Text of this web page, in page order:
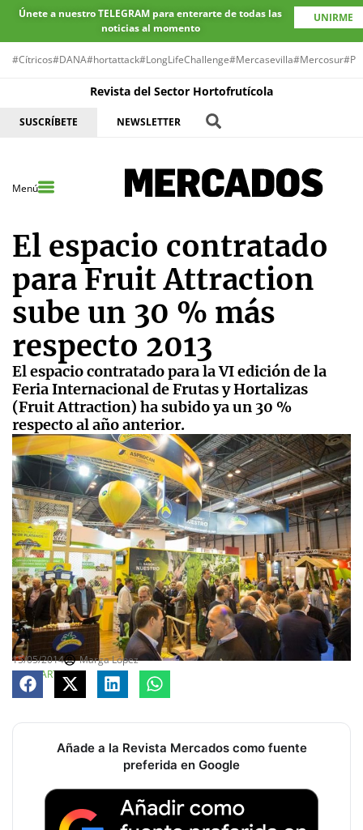
Únete a nuestro TELEGRAM para enterarte de todas las
noticias al momento
UNIRME
#Cítricos#DANA#hortattack#LongLifeChallenge#Mercasevilla#Mercosur
Revista del Sector Hortofrutícola
SUSCRÍBETE NEWSLETTER
Menú
El espacio contratado
para Fruit Attraction
sube un 30 % más
respecto 2013
El espacio contratado para la VI edición de la
Feria Internacional de Frutas y Hortalizas
(Fruit Attraction) ha subido ya un 30 %
respecto al año anterior.
15/05/2014
Marga López
COMPARTE
Añade a la Revista Mercados como fuente
preferida en Google